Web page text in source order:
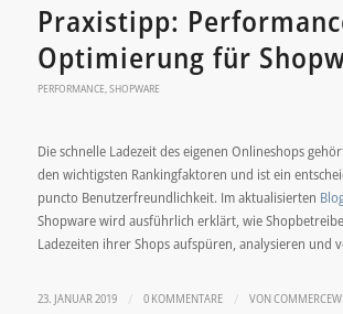
Praxistipp:
Optimierung für
PERFORMANCE,SHOPWARE
Die schnelle Ladezeit des eigenen Onlineshops
den wichtigsten Rankingfaktoren und ist ein
puncto Benutzerfreundlichkeit. Im aktualisierten
Shopware wird ausführlich erklärt, wie
Ladezeiten ihrer Shops aufspüren, analysieren und
23. JANUAR 2019 / 0 KOMMENTARE / VON